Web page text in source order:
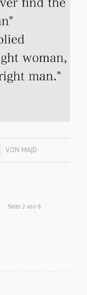
VON MAJD
Seite 2 von 6